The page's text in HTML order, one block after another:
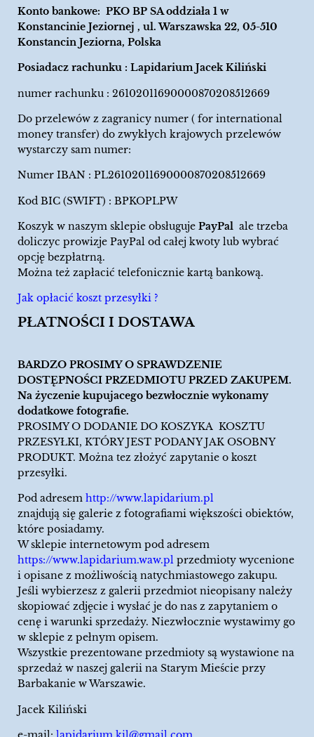
Konto bankowe: PKO BP SA oddziała 1 w
Konstancinie Jeziornej , ul. Warszawska 22, 05-510
Konstancin Jeziorna, Polska
Posiadacz rachunku : Lapidarium Jacek Kiliński
numer rachunku : 26102011690000870208512669
Do przelewów z zagranicy numer ( for international
money transfer) do zwykłych krajowych przelewów
wystarczy sam numer:
Numer IBAN : PL26102011690000870208512669
Kod BIC (SWIFT) : BPKOPLPW
Koszyk w naszym sklepie obsługuje PayPal ale trzeba
doliczyc prowizje PayPal od całej kwoty lub wybrać
opcję bezpłatrną.
Można też zapłacić telefonicznie kartą bankową.
Jak opłacić koszt przesyłki ?
PŁATNOŚCI I DOSTAWA
BARDZO PROSIMY O SPRAWDZENIE
DOSTĘPNOŚCI PRZEDMIOTU PRZED ZAKUPEM.
Na życzenie kupujacego bezwłocznie wykonamy
dodatkowe fotografie.
PROSIMY O DODANIE DO KOSZYKA KOSZTU
PRZESYŁKI, KTÓRY JEST PODANY JAK OSOBNY
PRODUKT. Można tez złożyć zapytanie o koszt
przesyłki.
Pod adresem http://www.lapidarium.pl
znajdują się galerie z fotografiami większości obiektów,
które posiadamy.
W sklepie internetowym pod adresem
https://www.lapidarium.waw.pl przedmioty wycenione
i opisane z możliwością natychmiastowego zakupu.
Jeśli wybierzesz z galerii przedmiot nieopisany należy
skopiować zdjęcie i wysłać je do nas z zapytaniem o
cenę i warunki sprzedaży. Niezwłocznie wystawimy go
w sklepie z pełnym opisem.
Wszystkie prezentowane przedmioty są wystawione na
sprzedaż w naszej galerii na Starym Mieście przy
Barbakanie w Warszawie.
Jacek Kiliński